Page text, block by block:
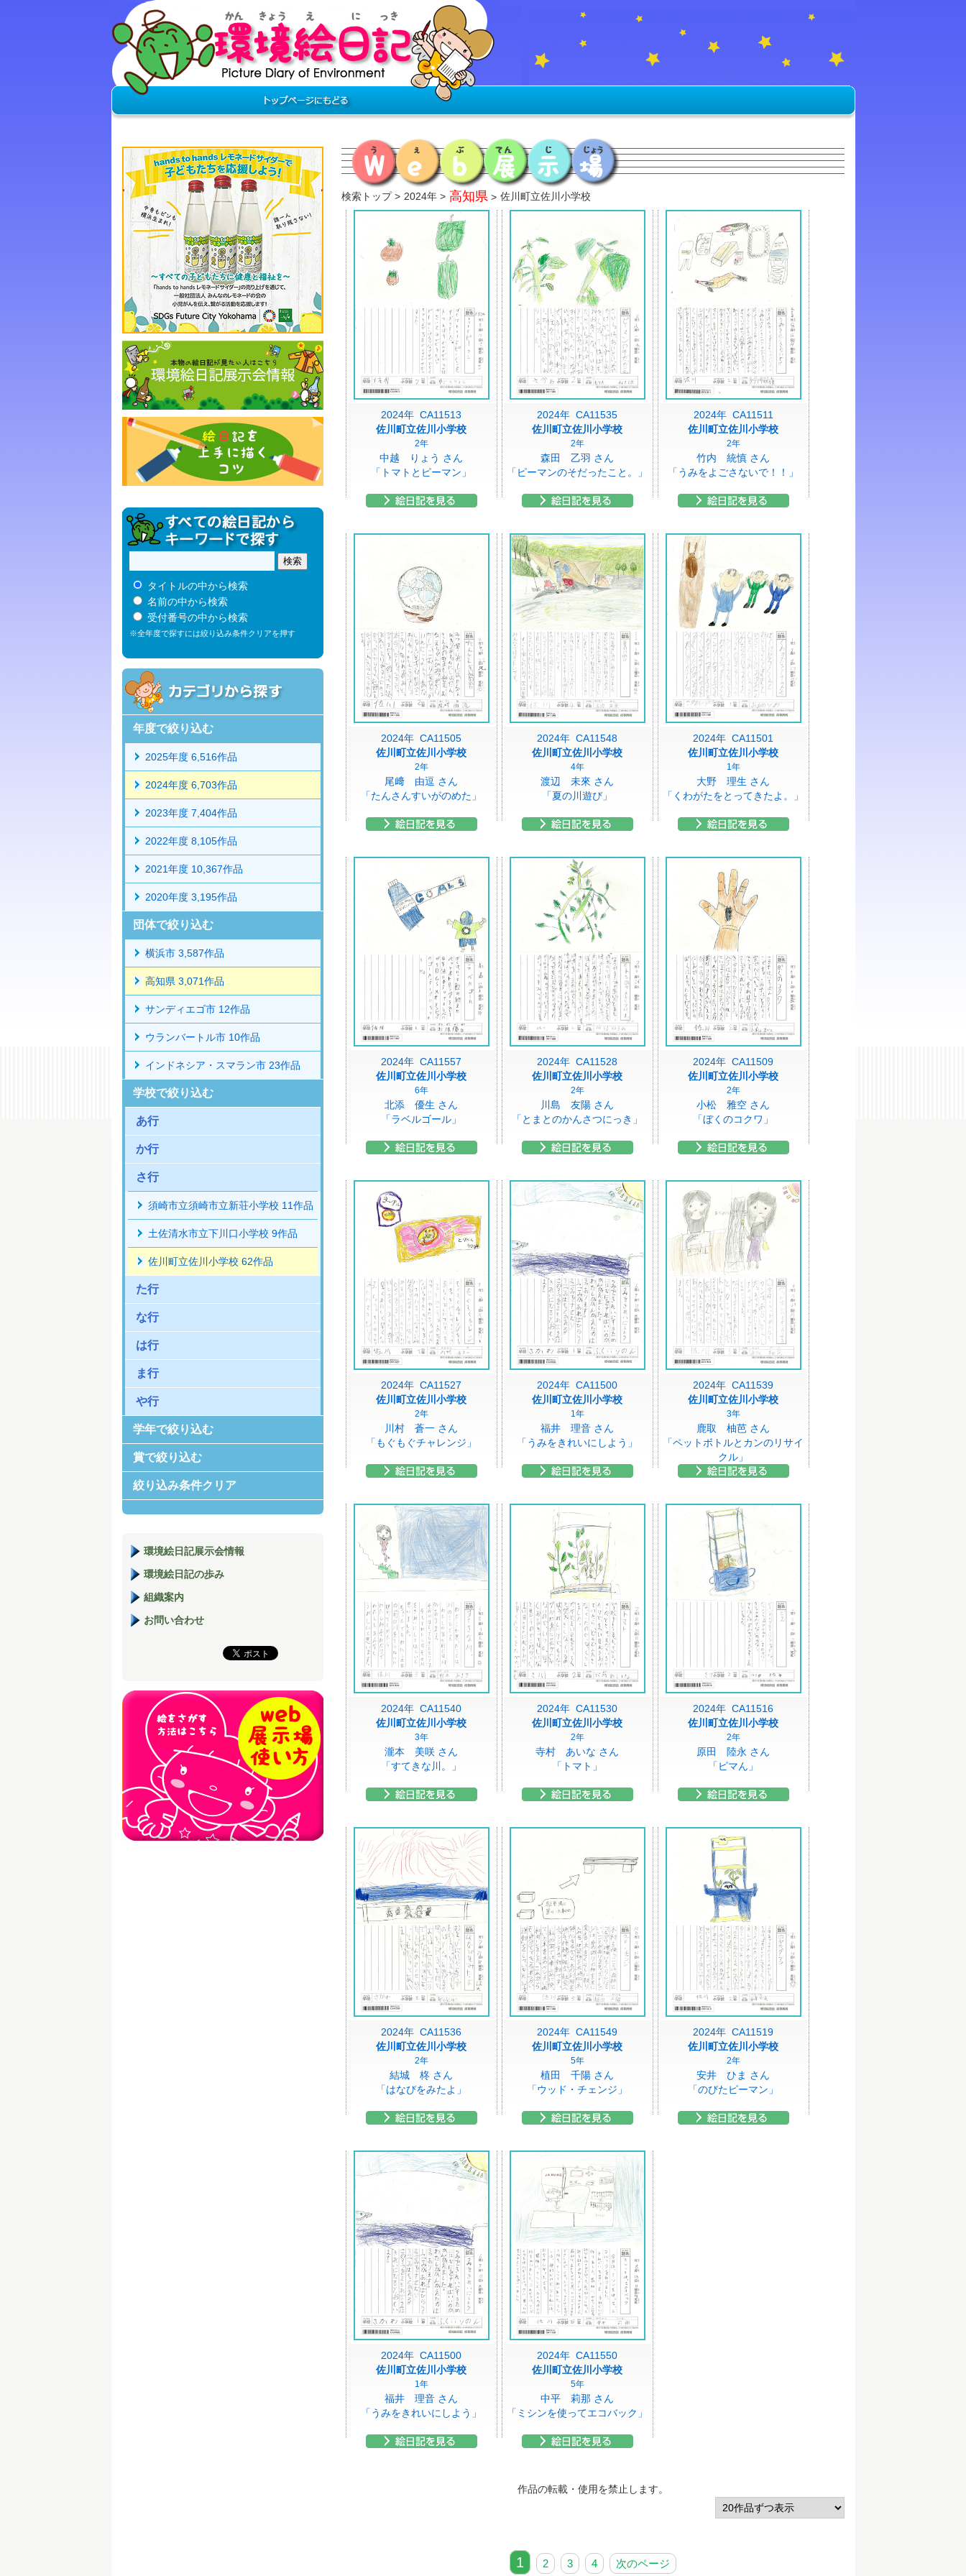
検索トップ 2024年 高知県 佐川町立佐川小学校
2024年 CA11513
佐川町立佐川小学校
2年
中越 りょう さん
「トマトとピーマン」
2024年 CA11535
佐川町立佐川小学校
2年
森田 乙羽 さん
「ピーマンのそだったこと。」
2024年 CA11511
佐川町立佐川小学校
2年
竹内 統慎 さん
「うみをよごさないで！！」
2024年 CA11505
佐川町立佐川小学校
2年
尾﨑 由逗 さん
「たんさんすいがのめた」
2024年 CA11548
佐川町立佐川小学校
4年
渡辺 未來 さん
「夏の川遊び」
2024年 CA11501
佐川町立佐川小学校
1年
大野 理生 さん
「くわがたをとってきたよ。」
2024年 CA11557
佐川町立佐川小学校
6年
北添 優生 さん
「ラベルゴール」
2024年 CA11528
佐川町立佐川小学校
2年
川島 友陽 さん
「とまとのかんさつにっき」
2024年 CA11509
佐川町立佐川小学校
2年
小松 雅空 さん
「ぼくのコクワ」
2024年 CA11527
佐川町立佐川小学校
2年
川村 蒼一 さん
「もぐもぐチャレンジ」
2024年 CA11500
佐川町立佐川小学校
1年
福井 理音 さん
「うみをきれいにしよう」
2024年 CA11539
佐川町立佐川小学校
3年
鹿取 柚芭 さん
「ペットボトルとカンのリサイ
クル」
2024年 CA11540
佐川町立佐川小学校
3年
瀧本 美咲 さん
「すてきな川。」
2024年 CA11530
佐川町立佐川小学校
2年
寺村 あいな さん
「トマト」
2024年 CA11516
佐川町立佐川小学校
2年
原田 陸永 さん
「ピマん」
2024年 CA11536
佐川町立佐川小学校
2年
結城 柊 さん
「はなびをみたよ」
2024年 CA11549
佐川町立佐川小学校
5年
植田 千陽 さん
「ウッド・チェンジ」
2024年 CA11519
佐川町立佐川小学校
2年
安井 ひま さん
「のびたピーマン」
2024年 CA11500
佐川町立佐川小学校
1年
福井 理音 さん
「うみをきれいにしよう」
2024年 CA11550
佐川町立佐川小学校
5年
中平 莉那 さん
「ミシンを使ってエコバック」
作品の転載・使用を禁止します。
1 2 3 4 次のページ
タイトルの中から検索
名前の中から検索
受付番号の中から検索
※全年度で探すには絞り込み条件クリアを押す
年度で絞り込む
2025年度 6,516作品
2024年度 6,703作品
2023年度 7,404作品
2022年度 8,105作品
2021年度 10,367作品
2020年度 3,195作品
団体で絞り込む
横浜市 3,587作品
高知県 3,071作品
サンディエゴ市 12作品
ウランバートル市 10作品
インドネシア・スマラン市 23作品
学校で絞り込む
あ行
か行
さ行
須崎市立須崎市立新荘小学校 11作品
土佐清水市立下川口小学校 9作品
佐川町立佐川小学校 62作品
た行
な行
は行
ま行
や行
学年で絞り込む
賞で絞り込む
絞り込み条件クリア
環境絵日記展示会情報
環境絵日記の歩み
組織案内
お問い合わせ